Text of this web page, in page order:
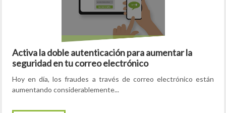
Activa la doble autenticación para aumentar la
seguridad en tu correo electrónico
Hoy en día, los fraudes a través de correo electrónico están
aumentando considerablemente...